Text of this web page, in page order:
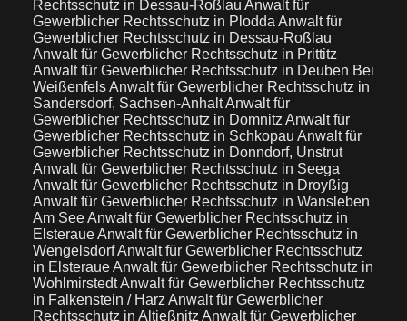
Rechtsschutz in Dessau-Roßlau Anwalt für
Gewerblicher Rechtsschutz in Plodda Anwalt für
Gewerblicher Rechtsschutz in Dessau-Roßlau
Anwalt für Gewerblicher Rechtsschutz in Prittitz
Anwalt für Gewerblicher Rechtsschutz in Deuben Bei
WeißenfelsAnwalt für Gewerblicher Rechtsschutz in
Sandersdorf, Sachsen-AnhaltAnwalt für
Gewerblicher Rechtsschutz in Domnitz Anwalt für
Gewerblicher Rechtsschutz in Schkopau Anwalt für
Gewerblicher Rechtsschutz in Donndorf, Unstrut
Anwalt für Gewerblicher Rechtsschutz in Seega
Anwalt für Gewerblicher Rechtsschutz in Droyßig
Anwalt für Gewerblicher Rechtsschutz in Wansleben
Am SeeAnwalt für Gewerblicher Rechtsschutz in
ElsteraueAnwalt für Gewerblicher Rechtsschutz in
WengelsdorfAnwalt für Gewerblicher Rechtsschutz
in ElsteraueAnwalt für Gewerblicher Rechtsschutz in
WohlmirstedtAnwalt für Gewerblicher Rechtsschutz
in Falkenstein / Harz Anwalt für Gewerblicher
Rechtsschutz in Altjeßnitz Anwalt für Gewerblicher